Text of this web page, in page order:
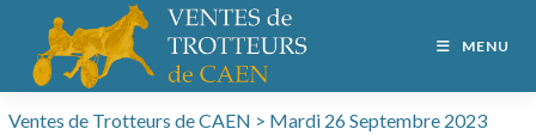
MENU
Ventes de Trotteurs de CAEN > Mardi 26 Septembre 2023